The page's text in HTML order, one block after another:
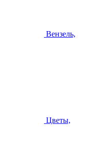
Вензель,
Цветы,